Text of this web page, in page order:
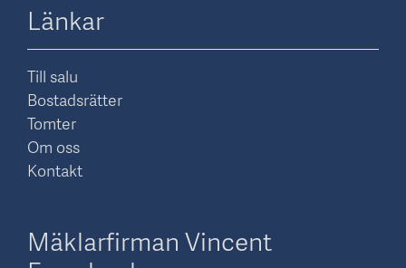
Länkar
Till salu
Bostadsrätter
Tomter
Om oss
Kontakt
Mäklarfirman Vincent